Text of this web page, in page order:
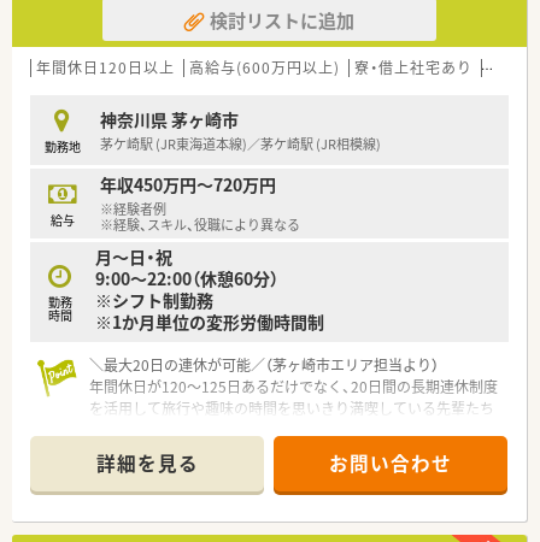
ラッグストアチェーンを広く展開しています。
■女性の活躍推進に優れた企業として、厚生労働大臣より最高位
である「えるぼし」の3段階目認定を受けています。
めており、高い専門性と安定した経営基盤が強みです。
【求人情報について】
■正社員の勤務薬剤師の募集であり、調剤業務や服薬指導をメイ
ンとしながらOTC医薬品の相談にも対応します。
■提示される想定年収は505万円から700万円となっており、こ
れまでの実務経験やスキルにより優遇されます。
■入社2年目からは休日・休暇が年間122日以上となり、大手企業
ならではの充実した労働条件が整っています。
検討リストに追加
年間休日120日以上 高給与(600万円以上) 寮・借上社宅あり 住宅補
勤務地
神奈川県 茅ヶ崎市
茅ケ崎駅 (JR東海道本線)／茅ケ崎駅 (JR相模線)
給与
年収450万円～720万円
※経験者例
※経験、スキル、役職により異なる
勤務
時間
月～日・祝
9:00～22:00（休憩60分）
※シフト制勤務
※1か月単位の変形労働時間制
＼最大20日の連休が可能／（茅ヶ崎市エリア担当より）
年間休日が120〜125日あるだけでなく、20日間の長期連休制度
を活用して旅行や趣味の時間を思いきり満喫している先輩たち
＊------------------------------------------＊
【店舗情報と応需状況について】
■最寄り駅であるJR東海道本線および相模線の茅ケ崎駅から、
詳細を見る お問い合わせ